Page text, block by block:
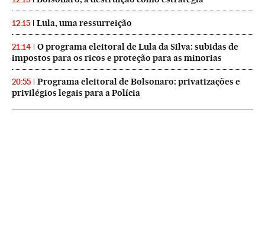
12:15 Lula, uma ressurreição
21:14
O programa eleitoral de Lula da Silva: subidas de
impostos para os ricos e proteção para as minorias
20:55
Programa eleitoral de Bolsonaro: privatizações e
privilégios legais para a Polícia